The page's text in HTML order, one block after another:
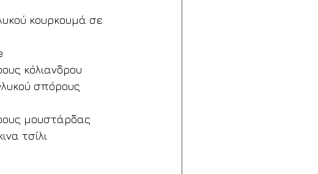
κουρκουμά σε
κόλιανδρου
σπόρους
μουστάρδας
τσίλι